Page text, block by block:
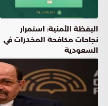
اليقظة الأمنية: استمرار
نجاحات مكافحة المخدرات في
السعودية